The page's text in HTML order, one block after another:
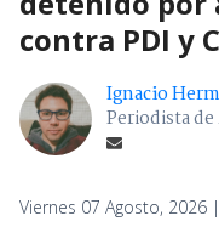
contra PDI y
Ignacio
Periodista
Viernes 07 Agosto, 2026